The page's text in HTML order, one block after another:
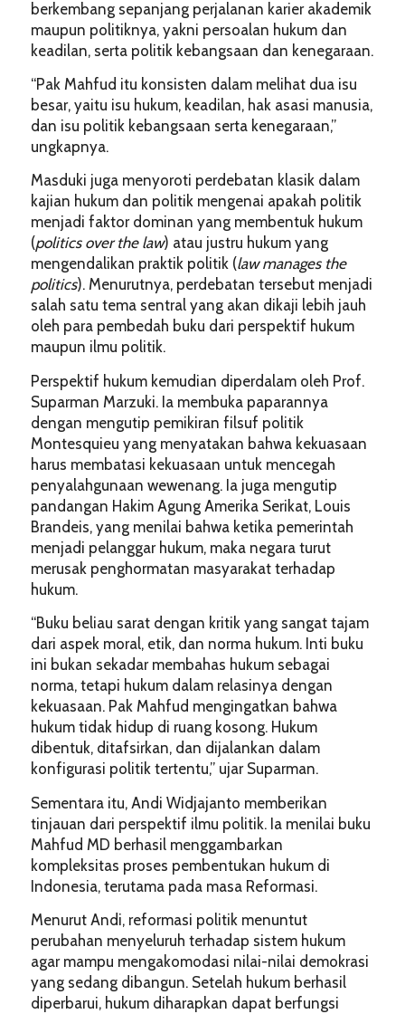
berkembang sepanjang perjalanan karier akademik
maupun politiknya, yakni persoalan hukum dan
keadilan, serta politik kebangsaan dan kenegaraan.
“Pak Mahfud itu konsisten dalam melihat dua isu
besar, yaitu isu hukum, keadilan, hak asasi manusia,
dan isu politik kebangsaan serta kenegaraan,”
ungkapnya.
Masduki juga menyoroti perdebatan klasik dalam
kajian hukum dan politik mengenai apakah politik
menjadi faktor dominan yang membentuk hukum
(politics over the law) atau justru hukum yang
mengendalikan praktik politik (law manages the
politics). Menurutnya, perdebatan tersebut menjadi
salah satu tema sentral yang akan dikaji lebih jauh
oleh para pembedah buku dari perspektif hukum
maupun ilmu politik.
Perspektif hukum kemudian diperdalam oleh Prof.
Suparman Marzuki. Ia membuka paparannya
dengan mengutip pemikiran filsuf politik
Montesquieu yang menyatakan bahwa kekuasaan
harus membatasi kekuasaan untuk mencegah
penyalahgunaan wewenang. Ia juga mengutip
pandangan Hakim Agung Amerika Serikat, Louis
Brandeis, yang menilai bahwa ketika pemerintah
menjadi pelanggar hukum, maka negara turut
merusak penghormatan masyarakat terhadap
hukum.
“Buku beliau sarat dengan kritik yang sangat tajam
dari aspek moral, etik, dan norma hukum. Inti buku
ini bukan sekadar membahas hukum sebagai
norma, tetapi hukum dalam relasinya dengan
kekuasaan. Pak Mahfud mengingatkan bahwa
hukum tidak hidup di ruang kosong. Hukum
dibentuk, ditafsirkan, dan dijalankan dalam
konfigurasi politik tertentu,” ujar Suparman.
Sementara itu, Andi Widjajanto memberikan
tinjauan dari perspektif ilmu politik. Ia menilai buku
Mahfud MD berhasil menggambarkan
kompleksitas proses pembentukan hukum di
Indonesia, terutama pada masa Reformasi.
Menurut Andi, reformasi politik menuntut
perubahan menyeluruh terhadap sistem hukum
agar mampu mengakomodasi nilai-nilai demokrasi
yang sedang dibangun. Setelah hukum berhasil
diperbarui, hukum diharapkan dapat berfungsi